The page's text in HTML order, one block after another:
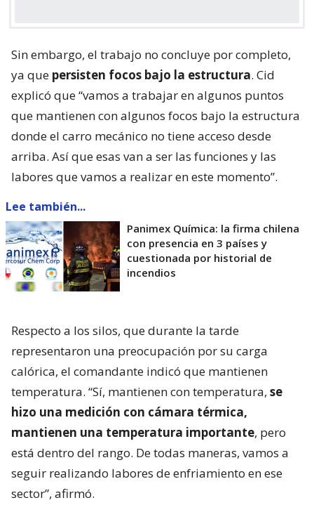
Sin embargo, el trabajo no concluye por completo,
ya que persisten focos bajo la estructura. Cid
explicó que “vamos a trabajar en algunos puntos
que mantienen con algunos focos bajo la estructura
donde el carro mecánico no tiene acceso desde
arriba. Así que esas van a ser las funciones y las
labores que vamos a realizar en este momento”.
Lee también...
Panimex Química: la firma chilena
con presencia en 3 países y
cuestionada por historial de
incendios
Respecto a los silos, que durante la tarde
representaron una preocupación por su carga
calórica, el comandante indicó que mantienen
temperatura. “Sí, mantienen con temperatura, se
hizo una medición con cámara térmica,
mantienen una temperatura importante, pero
está dentro del rango. De todas maneras, vamos a
seguir realizando labores de enfriamiento en ese
sector”, afirmó.